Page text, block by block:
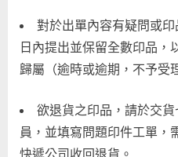
對於出單內容有疑問或
日內提出並保留全數印品，
歸屬（逾時或逾期，不予受
欲退貨之印品，請於交
員，並填寫問題印件工單，
快遞公司收回退貨。